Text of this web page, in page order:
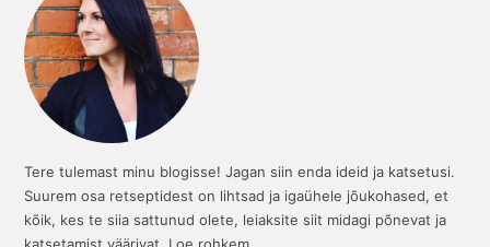
Tere tulemast minu blogisse! Jagan siin enda ideid ja katsetusi.
Suurem osa retseptidest on lihtsad ja igaühele jõukohased, et
kõik, kes te siia sattunud olete, leiaksite siit midagi põnevat ja